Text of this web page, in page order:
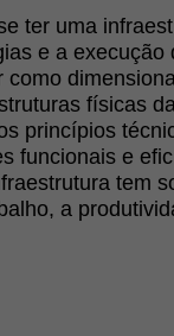
ter uma
e a execução
físicas
princípios
funcionais e
tem
a